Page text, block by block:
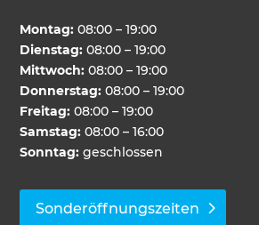
Montag: 08:00 – 19:00
Dienstag: 08:00 – 19:00
Mittwoch: 08:00 – 19:00
Donnerstag: 08:00 – 19:00
Freitag: 08:00 – 19:00
Samstag: 08:00 – 16:00
Sonntag: geschlossen
Sonderöffnungszeiten